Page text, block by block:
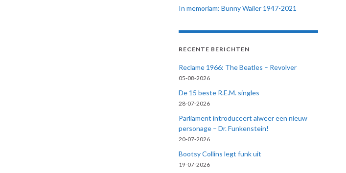
In memoriam: Bunny Wailer 1947-2021
RECENTE BERICHTEN
Reclame 1966: The Beatles – Revolver
05-08-2026
De 15 beste R.E.M. singles
28-07-2026
Parliament introduceert alweer een nieuw
personage – Dr. Funkenstein!
20-07-2026
Bootsy Collins legt funk uit
19-07-2026